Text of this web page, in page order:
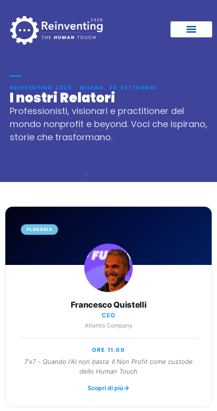
REINVENTING 2026 · MILANO, 24 SETTEMBRE
I nostri Relatori
Professionisti, visionari e practitioner del
mondo nonprofit e beyond. Voci che ispirano,
storie che trasformano.
PLENARIA
Francesco Quistelli
CEO
Atlantis Company
ORE 11.00
7'x7 - Quando l'AI non basta: Il Non Profit come custode
dello Human Touch
Scopri di più